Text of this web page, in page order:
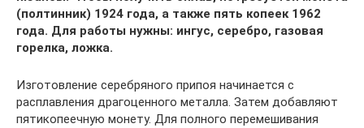
(полтинник) 1924 года, а также пять копеек 1962
года. Для работы нужны: ингус, серебро, газовая
горелка, ложка.
Изготовление серебряного припоя начинается с
расплавления драгоценного металла. Затем добавляют
пятикопеечную монету. Для полного перемешивания